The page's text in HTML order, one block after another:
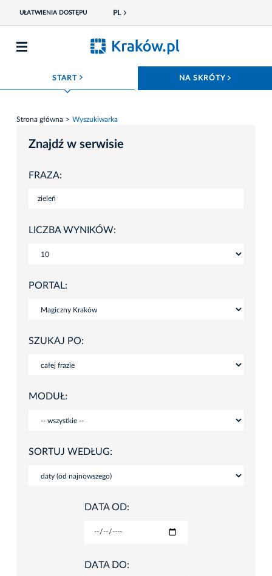
UŁATWIENIA DOSTĘPU PL
START ROZWIŃ MENU NA SKRÓTY
Strona główna Wyszukiwarka
Znajdź w serwisie
FRAZA:
LICZBA WYNIKÓW:
PORTAL:
SZUKAJ PO:
MODUŁ:
SORTUJ WEDŁUG:
DATA OD:
DATA DO: